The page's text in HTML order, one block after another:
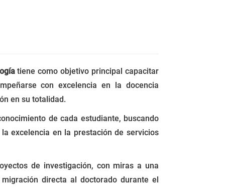
tiene como objetivo principal capacitar
con excelencia en la docencia
en su totalidad.
de cada estudiante, buscando
excelencia en la prestación de servicios
de investigación, con miras a una
directa al doctorado durante el